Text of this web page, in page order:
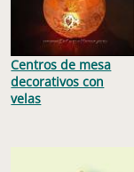
Centros de mesa
decorativos con
velas